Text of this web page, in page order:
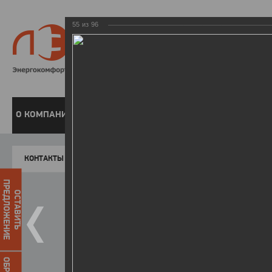
8 800
О КОМПАНИИ
КОНТАКТЫ
ОСТАВИТЬ
ПРЕДЛОЖЕНИЕ
55 из 96